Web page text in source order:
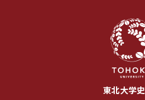
東北大学